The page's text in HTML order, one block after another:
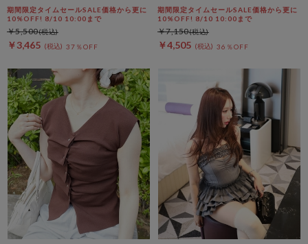
カーディガン
期間限定タイムセールSALE価格から更に
10%OFF! 8/10 10:00まで
￥3,465 37％OFF
￥5,500
期間限定タイムセールSALE価格から更に
10%OFF! 8/10 10:00まで
￥4,505 36％OFF
￥7,150